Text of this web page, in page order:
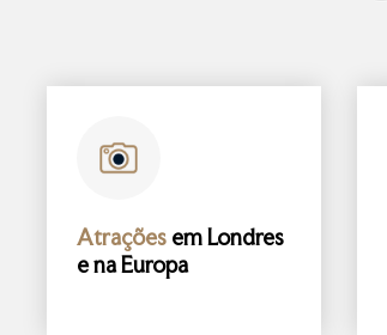
Atraçõesem Londres
e na Europa